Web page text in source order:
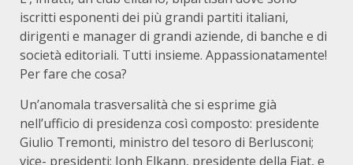
iscritti esponenti dei più grandi partiti italiani,
dirigenti e manager di grandi aziende, di banche e di
società editoriali. Tutti insieme. Appassionatamente!
Per fare che cosa?
Un’anomala trasversalità che si esprime già
nell’ufficio di presidenza così composto: presidente
Giulio Tremonti, ministro del tesoro di Berlusconi;
vice- presidenti; Jonh Elkann, presidente della Fiat, e